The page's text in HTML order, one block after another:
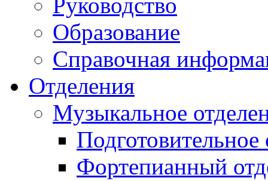
Образование
Справочная
Отделения
Музыкальное
Подготовительное
Фортепианный